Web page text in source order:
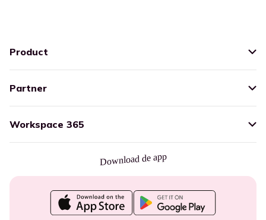
Product
Partner
Workspace 365
Download de app